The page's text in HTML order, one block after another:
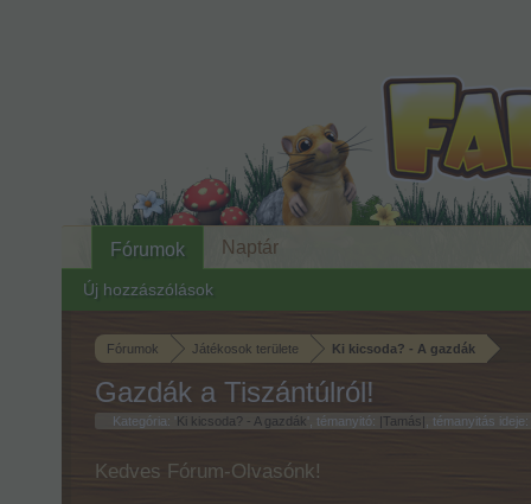
Fórumok Játékosok területe Ki kicsoda? - A gazdák
Gazdák a Tiszántúlról!
Kategória: ' Ki kicsoda? - A gazdák ', témanyitó: |Tamás| , témanyitás ideje:
Kedves Fórum-Olvasónk!
Fórumok
Új hozzászólások
Naptár